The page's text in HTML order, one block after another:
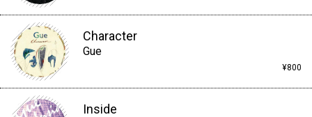
Character
Gue
¥800
Inside